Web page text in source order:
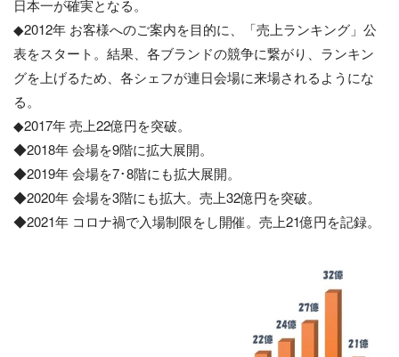
日本一が確実となる。
◆2012年 お客様へのご案内を目的に、「売上ランキング」公
表をスタート。結果、各ブランドの競争に繋がり、ランキン
グを上げるため、各シェフが連日会場に来場されるようにな
る。
◆2017年 売上22億円を突破。
◆2018年 会場を9階に拡大展開。
◆2019年 会場を7･8階にも拡大展開。
◆2020年 会場を3階にも拡大。売上32億円を突破。
◆2021年 コロナ禍で入場制限をし開催。売上21億円を記録。